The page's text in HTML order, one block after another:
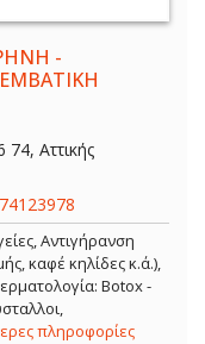
-
Αττικής
Αντιγήρανση
καφέ κηλίδες κ.ά.),
Botox -
πληροφορίες